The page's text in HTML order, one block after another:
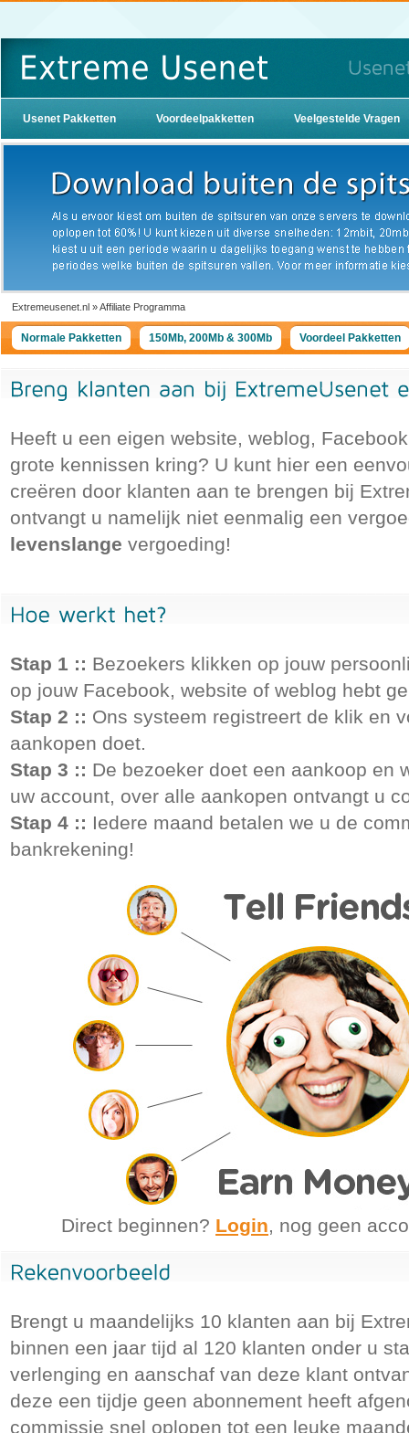
Usenet Pakketten Voordeelpakketten Veelgestelde Vragen
Extremeusenet.nl » Affiliate Programma
Normale Pakketten 150Mb, 200Mb & 300Mb Voordeel Pakketten
Heeft u een eigen website, weblog,
grote kennissen kring? U kunt hier een
creëren door klanten aan te brengen bij
ontvangt u namelijk niet eenmalig een
levenslange vergoeding!
Stap 1 :: Bezoekers klikken op jouw
op jouw Facebook, website of weblog hebt
Stap 2 :: Ons systeem registreert de klik en
aankopen doet.
Stap 3 :: De bezoeker doet een aankoop en
uw account, over alle aankopen ontvangt u
Stap 4 :: Iedere maand betalen we u de
bankrekening!
Direct beginnen? Login, nog geen
Brengt u maandelijks 10 klanten aan bij
binnen een jaar tijd al 120 klanten onder u
verlenging en aanschaf van deze klant
deze een tijdje geen abonnement heeft
commissie snel oplopen tot een leuke